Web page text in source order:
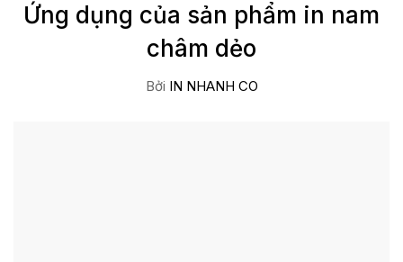
Ứng dụng của sản phẩm in nam
châm dẻo
Bởi IN NHANH CO